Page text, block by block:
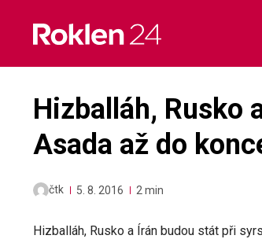
content
Hizballáh, Rusko
Asada až do
čtk 5. 8. 2016 2 min
Hizballáh, Rusko a Írán budou stát při